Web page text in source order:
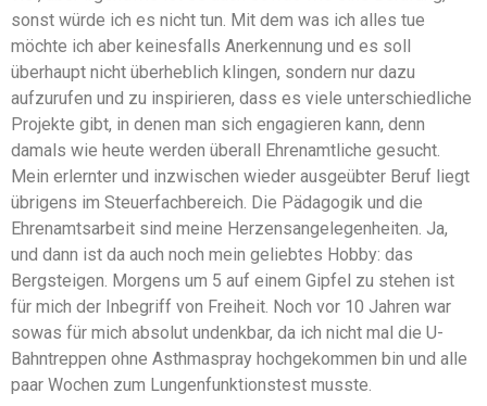
sonst würde ich es nicht tun. Mit dem was ich alles tue
möchte ich aber keinesfalls Anerkennung und es soll
überhaupt nicht überheblich klingen, sondern nur dazu
aufzurufen und zu inspirieren, dass es viele unterschiedliche
Projekte gibt, in denen man sich engagieren kann, denn
damals wie heute werden überall Ehrenamtliche gesucht.
Mein erlernter und inzwischen wieder ausgeübter Beruf liegt
übrigens im Steuerfachbereich. Die Pädagogik und die
Ehrenamtsarbeit sind meine Herzensangelegenheiten. Ja,
und dann ist da auch noch mein geliebtes Hobby: das
Bergsteigen. Morgens um 5 auf einem Gipfel zu stehen ist
für mich der Inbegriff von Freiheit. Noch vor 10 Jahren war
sowas für mich absolut undenkbar, da ich nicht mal die U-
Bahntreppen ohne Asthmaspray hochgekommen bin und alle
paar Wochen zum Lungenfunktionstest musste.